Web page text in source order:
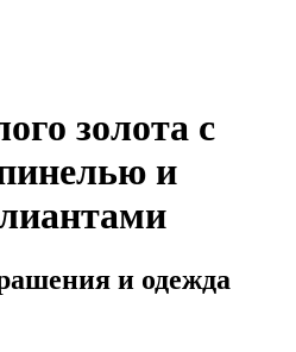
золота с
и
и одежда